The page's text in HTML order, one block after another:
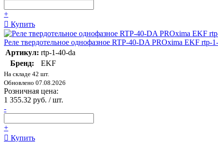
+
Купить
Реле твердотельное однофазное RTP-40-DA PROxima EKF rtp-
Артикул: rtp-1-40-da
Бренд:
EKF
На складе 42 шт.
Обновлено 07.08.2026
Розничная цена:
1 355.32 руб. / шт.
-
+
Купить